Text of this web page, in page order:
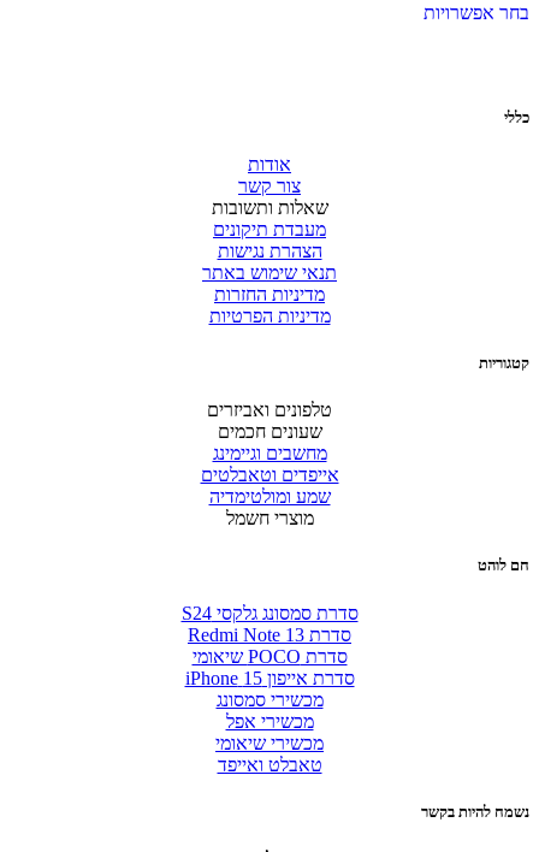
בחר אפשרויותזה
כללי
אודות
צור קשר
שאלות ותשובות
מעבדת תיקונים
הצהרת נגישות
תנאי שימוש באתר
מדיניות החזרות
מדיניות הפרטיות
קטגוריות
טלפונים ואביזרים
שעונים חכמים
מחשבים וגיימינג
אייפדים וטאבלטים
שמע ומולטימדיה
מוצרי חשמל
חם לוהט
סדרת סמסונג גלקסי S24
סדרת Redmi Note 13
סדרת POCO שיאומי
סדרת אייפון 15 iPhone
מכשירי סמסונג
מכשירי אפל
מכשירי שיאומי
טאבלט ואייפד
נשמח להיות בקשר